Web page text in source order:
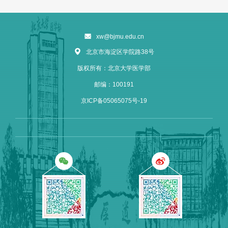
xw@bjmu.edu.cn
北京市海淀区学院路38号
版权所有：北京大学医学部
邮编：100191
京ICP备05065075号-19